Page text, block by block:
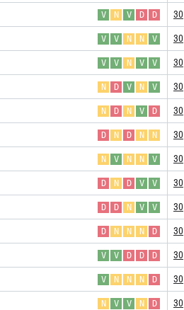
V N V D D 30
V V N N V 30
V V N V V 30
N D V N V 30
N D N V D 30
D N D N N 30
N V N N V 30
D N D V V 30
D D N V V 30
D N N N D 30
V V D D D 30
V N N N D 30
N V V N D 30